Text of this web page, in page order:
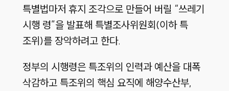
특별법마저 휴지 조각으로 만들어 버릴 “쓰레기
시행 령”을 발표해 특별조사위원회(이하 특
조위)를 장악하려고 한다.
정부의 시행령은 특조위의 인력과 예산을 대폭
삭감하고 특조위의 핵심 요직에 해양수산부,